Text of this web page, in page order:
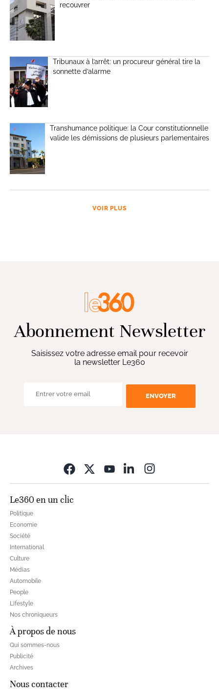
recouvrer
Tribunaux à l’arrêt: un procureur général tire la
sonnette d’alarme
Transhumance politique: la Cour constitutionnelle
valide les démissions de plusieurs parlementaires
VOIR PLUS
Abonnement Newsletter
Saisissez votre adresse email pour recevoir
la newsletter Le360
ENVOYER
Le360 en un clic
Politique
Economie
Société
International
Culture
Médias
Automobile
People
Lifestyle
Nos chroniqueurs
À propos de nous
Qui sommes-nous
Publicité
Archives
Nous contacter